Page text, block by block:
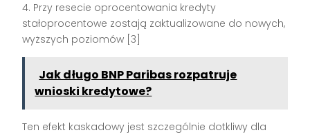
4. Przy resecie oprocentowania kredyty
stałoprocentowe zostają zaktualizowane do nowych,
wyższych poziomów [3]
Jak długo BNP Paribas rozpatruje
wnioski kredytowe?
Ten efekt kaskadowy jest szczególnie dotkliwy dla